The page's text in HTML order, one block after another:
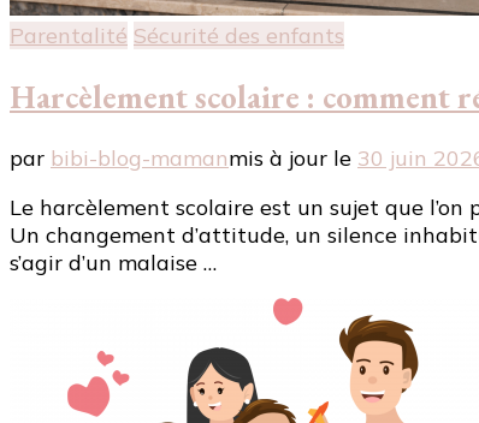
Parentalité Sécurité des enfants
Harcèlement scolaire : comment
par bibi-blog-mamanmis à jour le 30 juin
Le harcèlement scolaire est un sujet que
Un changement d’attitude, un silence
s’agir d’un malaise …